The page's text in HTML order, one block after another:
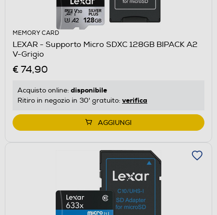
MEMORY CARD
LEXAR - Supporto Micro SDXC 128GB BIPACK A2
V-Grigio
€ 74,90
Acquisto online: disponibile
Ritiro in negozio in 30' gratuito: verifica
AGGIUNGI